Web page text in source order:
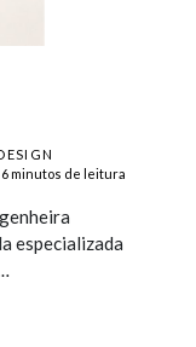
6 minutos de leitura
especializada